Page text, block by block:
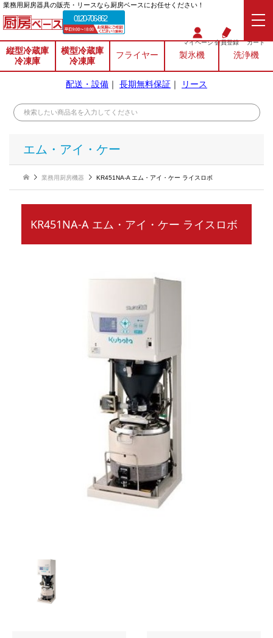
業務⽤厨房器具の販売・リースなら厨房ベースにお任せください！
0120-706-862
マイページ会員登録 カート
縦型冷蔵庫
冷凍庫
横型冷蔵庫
冷凍庫
フライヤー 製氷機 洗浄機
配送・設備 ｜ 長期無料保証 ｜ リース
エム・アイ・ケー
業務用厨房機器 KR451NA-A エム・アイ・ケー ライスロボ
KR451NA-A エム・アイ・ケー ライスロボ